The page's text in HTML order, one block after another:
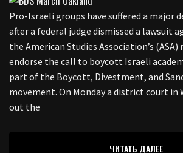
Pro-Israeli groups have suffered a major
after a federal judge dismissed a lawsuit
the American Studies Association’s
endorse the call to boycott Israeli
part of the Boycott, Divestment, and
movement. On Monday a district court
out the
ЧИТАТЬ ДАЛЕЕ